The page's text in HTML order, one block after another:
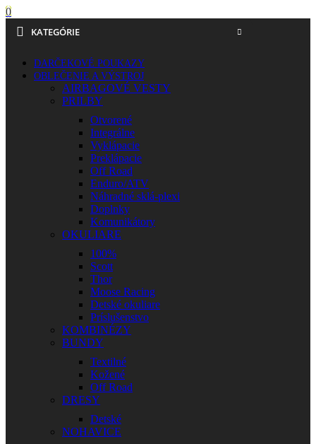
0
KATEGÓRIE
DARČEKOVÉ POUKAZY
OBLEČENIE A VÝSTROJ
AIRBAGOVÉ VESTY
PRILBY
Otvorené
Integrálne
Vyklápacie
Preklápacie
Off Road
Enduro/ATV
Náhradné sklá-plexi
Doplnky
Komunikátory
OKULIARE
100%
Scott
Thor
Moose Racing
Detské okuliare
Príslušenstvo
KOMBINÉZY
BUNDY
Textilné
Kožené
Off Road
DRESY
Detské
NOHAVICE